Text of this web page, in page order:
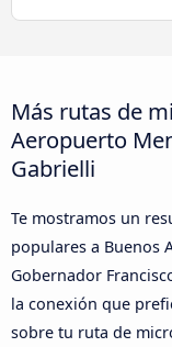
Más rutas de
Aeropuerto
Gabrielli
Te mostramos un
populares a Buenos
Gobernador
la conexión que
sobre tu ruta de